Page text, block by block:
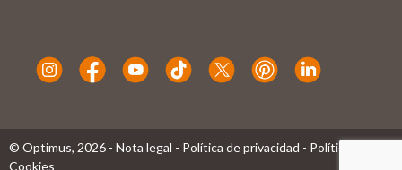
© Optimus, 2026 - Nota legal - Política de privacidad - Política de
Cookies